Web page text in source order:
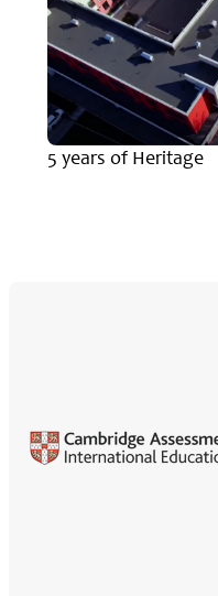
5 years of Heritage